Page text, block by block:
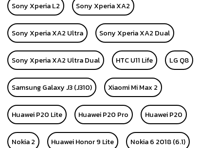
Sony Xperia L2 Sony Xperia XA2
Sony Xperia XA2 Ultra Sony Xperia XA2 Dual
Sony Xperia XA2 Ultra Dual HTC U11 Life LG Q8
Samsung Galaxy J3 (J310) Xiaomi Mi Max 2
Huawei P20 Lite Huawei P20 Pro Huawei P20
Nokia 2 Huawei Honor 9 Lite Nokia 6 2018 (6.1)